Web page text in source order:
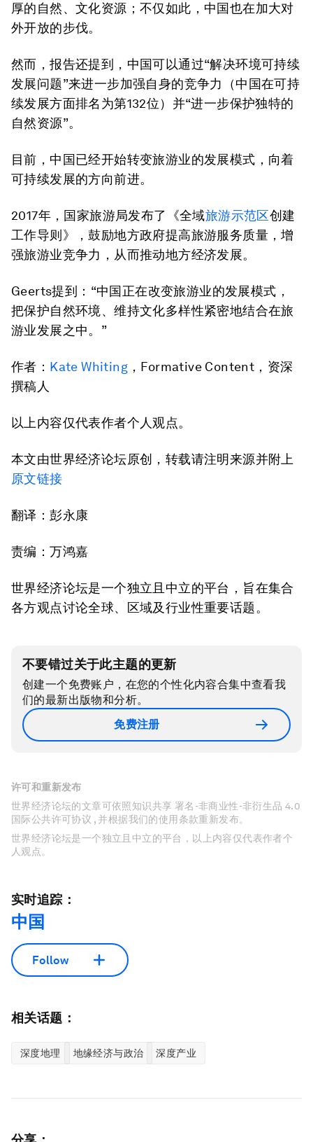
厚的自然、文化资源；不仅如此，中国也在加大对
外开放的步伐。
然而，报告还提到，中国可以通过“解决环境可持续
发展问题”来进一步加强自身的竞争力（中国在可持
续发展方面排名为第132位）并“进一步保护独特的
自然资源”。
目前，中国已经开始转变旅游业的发展模式，向着
可持续发展的方向前进。
2017年，国家旅游局发布了《全域旅游示范区创建
工作导则》，鼓励地方政府提高旅游服务质量，增
强旅游业竞争力，从而推动地方经济发展。
Geerts提到：“中国正在改变旅游业的发展模式，
把保护自然环境、维持文化多样性紧密地结合在旅
游业发展之中。”
作者： Kate Whiting ，Formative Content，资深
撰稿人
以上内容仅代表作者个人观点。
本文由世界经济论坛原创，转载请注明来源并附上
原文链接
翻译：彭永康
责编：万鸿嘉
世界经济论坛是一个独立且中立的平台，旨在集合
各方观点讨论全球、区域及行业性重要话题。
不要错过关于此主题的更新
创建一个免费账户，在您的个性化内容合集中查看我
们的最新出版物和分析。
免费注册
许可和重新发布
世界经济论坛的文章可依照知识共享 署名-非商业性-非衍生品 4.0
国际公共许可协议 , 并根据我们的使用条款重新发布。
世界经济论坛是一个独立且中立的平台，以上内容仅代表作者个
人观点。
实时追踪：
中国
Follow
相关话题：
深度地理 地缘经济与政治 深度产业